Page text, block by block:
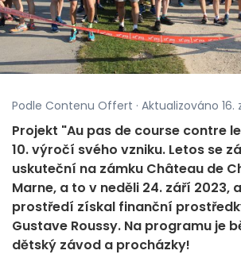
Podle Contenu Offert · Aktualizováno 16.
Projekt "Au pas de course contre
10. výročí svého vzniku. Letos se
uskuteční na zámku Château de
Marne, a to v neděli 24. září 2023,
prostředí získal finanční
Gustave Roussy. Na programu je
dětský závod a procházky!